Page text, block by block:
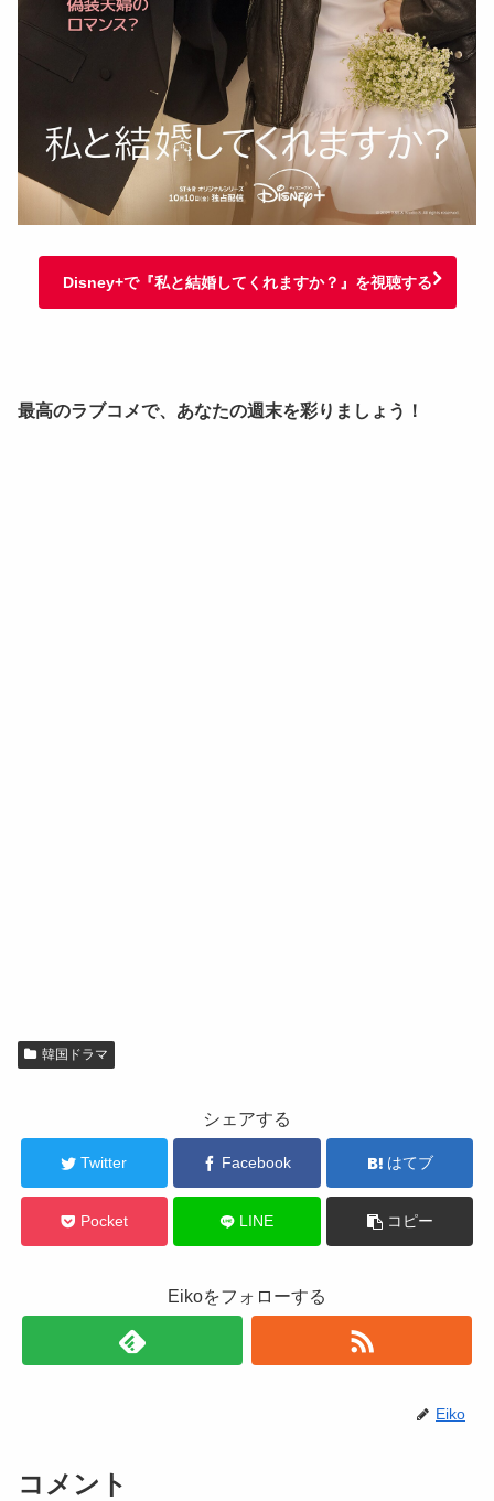
Disney+で『私と結婚してくれますか？』を視聴する
最高のラブコメで、あなたの週末を彩りましょう！
韓国ドラマ
シェアする
Twitter Facebook はてブ
Pocket LINE コピー
Eikoをフォローする
Eiko
コメント